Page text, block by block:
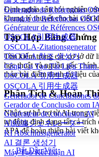
Generador de Referencias
Gerador de Referências
Générateur de Références
OSCOLA引用生成器
OSCOLA-Zitationsgenerator
OSCOLA 참조 생성기
Công Cụ Tạo Tài Liệu
OSCOLA 引用生成器
OSCOLA 引用生成器
Generador de Conclusiones
Gerador de Conclusão com IA
Générateur de conclusion AI
AI結論ジェネレーター
KI Abschlussgenerator
AI 결론 생성기
Máy Tạo Kết Luận AI
Định nghĩa câu hỏi nghiên
khung lý thuyết cho bài viết
Tập Hợp Bằng Chứng
Tìm kiếm trong các cơ sở dữ
học thuật và nguồn gốc
thảo bài điểm danh tài liệu
Phân Tích & Hoàn
Nhận sự hỗ trợ từ AI trong
tự động định dạng tất cả trích
APA để hoàn thiện bài viết
Bắt Đầu Viết